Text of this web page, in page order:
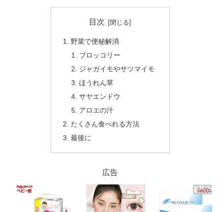
目次
野菜で便秘解消
ブロッコリー
ジャガイモやサツマイモ
ほうれん草
サヤエンドウ
アロエの汁
たくさん食べれる方法
最後に
広告